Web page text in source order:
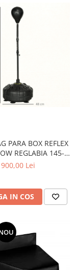
PARA BOX REFLEX
REGLABIA 145-
180CM
900,00 Lei
IN COS